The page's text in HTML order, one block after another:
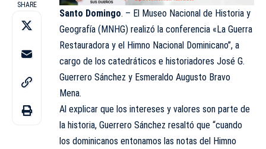
SHARE
Santo Domingo. – El Museo Nacional de Historia y
Geografía (MNHG) realizó la conferencia «La Guerra
Restauradora y el Himno Nacional Dominicano”, a
cargo de los catedráticos e historiadores José G.
Guerrero Sánchez y Esmeraldo Augusto Bravo
Mena.
Al explicar que los intereses y valores son parte de
la historia, Guerrero Sánchez resaltó que “cuando
los dominicanos entonamos las notas del Himno